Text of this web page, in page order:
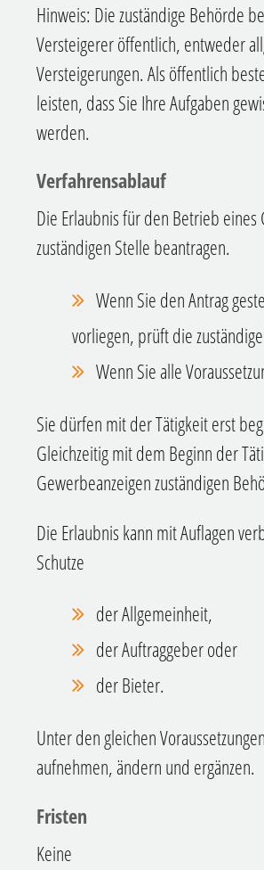
Hinweis: Die zuständige Behörde
Versteigerer öffentlich, entweder
Versteigerungen. Als öffentlich
leisten, dass Sie Ihre Aufgaben
werden.
Verfahrensablauf
Die Erlaubnis für den Betrieb
zuständigen Stelle beantragen.
Wenn Sie den Antrag
vorliegen, prüft die
Wenn Sie alle
Sie dürfen mit der Tätigkeit erst
Gleichzeitig mit dem Beginn der
Gewerbeanzeigen zuständigen
Die Erlaubnis kann mit Auflagen
Schutze
der Allgemeinheit,
der Auftraggeber oder
der Bieter.
Unter den gleichen
aufnehmen, ändern und ergänzen.
Fristen
Keine